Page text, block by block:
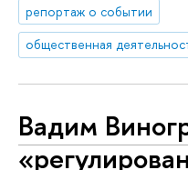
репортаж о событии
общественная
Вадим